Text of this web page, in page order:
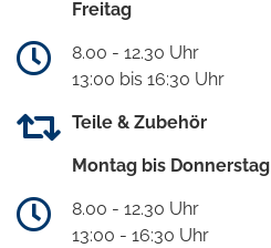
Freitag
8.00 - 12.30 Uhr
13:00 bis 16:30 Uhr
Teile & Zubehör
Montag bis Donnerstag
8.00 - 12.30 Uhr
13:00 - 16:30 Uhr